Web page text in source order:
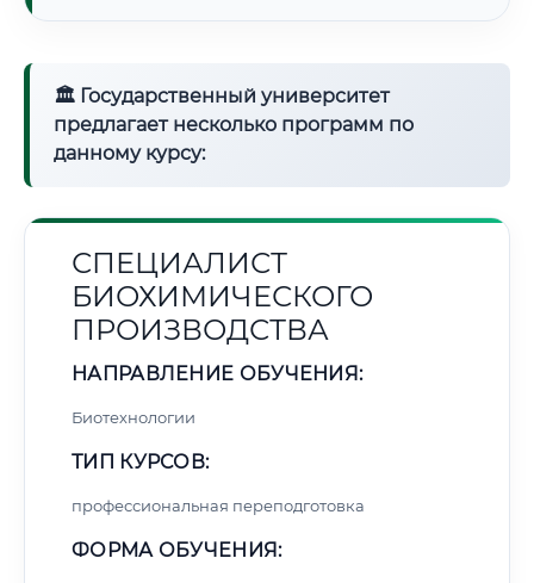
🏛 Государственный университет
предлагает несколько программ по
данному курсу:
СПЕЦИАЛИСТ
БИОХИМИЧЕСКОГО
ПРОИЗВОДСТВА
НАПРАВЛЕНИЕ ОБУЧЕНИЯ:
Биотехнологии
ТИП КУРСОВ:
профессиональная переподготовка
ФОРМА ОБУЧЕНИЯ: